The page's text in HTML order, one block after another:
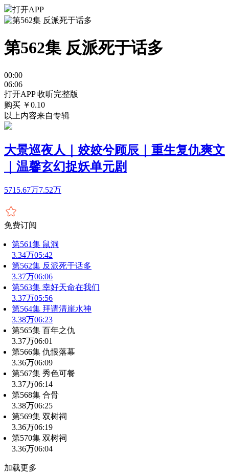
打开APP
第562集 反派死于话多
00:00
06:06
打开APP 收听完整版
购买 ￥0.10
以上内容来自专辑
大景巡夜人｜姣姣兮顾辰｜重生复仇爽文
｜温馨玄幻捉妖单元剧
5715.67万7.52万
免费订阅
第561集 鼠洞
3.34万05:42
第562集 反派死于话多
3.37万06:06
第563集 幸好天命在我们
3.37万05:56
第564集 拜请清崖水神
3.38万06:23
第565集 百年之仇
3.37万06:01
第566集 仇恨落幕
3.36万06:09
第567集 秀色可餐
3.37万06:14
第568集 合骨
3.38万06:25
第569集 双树祠
3.36万06:19
第570集 双树祠
3.36万06:04
加载更多